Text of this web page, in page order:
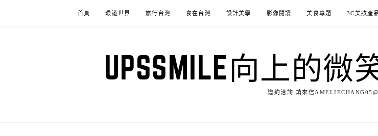
首頁 環遊世界 旅行台灣 食在台灣 設計美學 影像閱讀 美食專題 3C美妝產
UPSSMILE向上的
邀約洽詢 請來信